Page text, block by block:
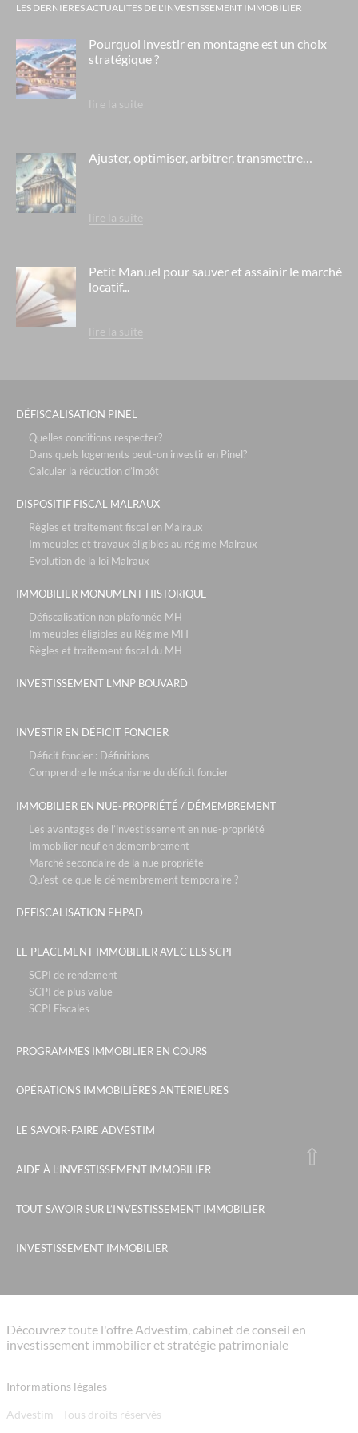
LES DERNIERES ACTUALITES DE L'INVESTISSEMENT IMMOBILIER
Pourquoi investir en montagne est un choix
stratégique ?
lire la suite
Ajuster, optimiser, arbitrer, transmettre…
lire la suite
Petit Manuel pour sauver et assainir le marché
locatif...
lire la suite
DÉFISCALISATION PINEL
Quelles conditions respecter?
Dans quels logements peut-on investir en Pinel?
Calculer la réduction d’impôt
DISPOSITIF FISCAL MALRAUX
Règles et traitement fiscal en Malraux
Immeubles et travaux éligibles au régime Malraux
Evolution de la loi Malraux
IMMOBILIER MONUMENT HISTORIQUE
Défiscalisation non plafonnée MH
Immeubles éligibles au Régime MH
Règles et traitement fiscal du MH
INVESTISSEMENT LMNP BOUVARD
INVESTIR EN DÉFICIT FONCIER
Déficit foncier : Définitions
Comprendre le mécanisme du déficit foncier
IMMOBILIER EN NUE-PROPRIÉTÉ / DÉMEMBREMENT
Les avantages de l’investissement en nue-propriété
Immobilier neuf en démembrement
Marché secondaire de la nue propriété
Qu’est-ce que le démembrement temporaire ?
DEFISCALISATION EHPAD
LE PLACEMENT IMMOBILIER AVEC LES SCPI
SCPI de rendement
SCPI de plus value
SCPI Fiscales
PROGRAMMES IMMOBILIER EN COURS
OPÉRATIONS IMMOBILIÈRES ANTÉRIEURES
LE SAVOIR-FAIRE ADVESTIM
AIDE À L’INVESTISSEMENT IMMOBILIER
TOUT SAVOIR SUR L’INVESTISSEMENT IMMOBILIER
INVESTISSEMENT IMMOBILIER
Découvrez toute l'offre Advestim, cabinet de conseil en
investissement immobilier et stratégie patrimoniale
Informations légales
Advestim - Tous droits réservés